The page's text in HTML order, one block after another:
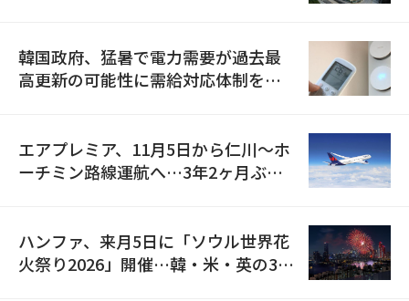
韓国政府、猛暑で電力需要が過去最
高更新の可能性に需給対応体制を点
エアプレミア、11月5日から仁川〜ホ
ーチミン路線運航へ…3年2ヶ月ぶり
ハンファ、来月5日に「ソウル世界花
火祭り2026」開催…韓・米・英の3カ